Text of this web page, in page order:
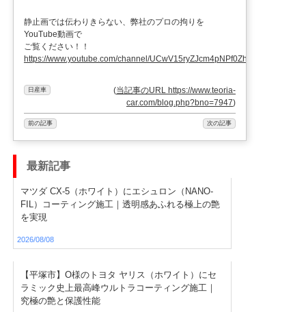
静止画では伝わりきらない、弊社のプロの拘りを
YouTube動画で
ご覧ください！！
https://www.youtube.com/channel/UCwV15ryZJcm4pNPf0ZhXu9g
日産車 (当記事のURL https://www.teoria-
car.com/blog.php?bno=7947)
前の記事 次の記事
最新記事
マツダ CX-5（ホワイト）にエシュロン（NANO-
FIL）コーティング施工｜透明感あふれる極上の艶
を実現
2026/08/08
【平塚市】O様のトヨタ ヤリス（ホワイト）にセ
ラミック史上最高峰ウルトラコーティング施工｜
究極の艶と保護性能